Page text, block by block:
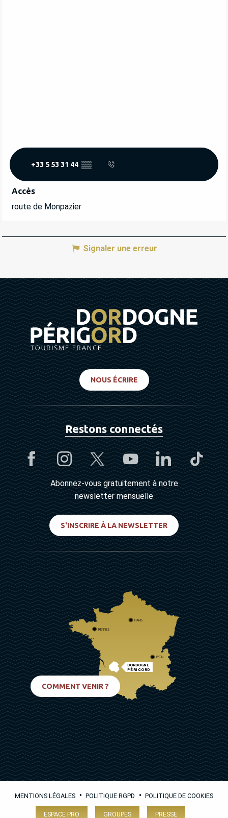
+33 5 53 31 44 ▒▒
Accès
Accès
route de Monpazier
Signaler une erreur
NOUS ÉCRIRE
Restons connectés
Abonnez-vous gratuitement à notre
newsletter mensuelle
S'INSCRIRE À LA NEWSLETTER
DORDOGNE
PÉRIGORD
PARIS
RENNES
LYON
COMMENT VENIR ?
MENTIONS LÉGALES • POLITIQUE RGPD • POLITIQUE DE COOKIES
ESPACE PRO GROUPES PRESSE